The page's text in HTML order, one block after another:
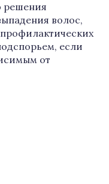
решения
волос,
если
от